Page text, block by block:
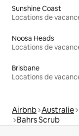
Sunshine Coast
Locations de
Noosa Heads
Locations de
Brisbane
Locations de
Airbnb Australie
Bahrs Scrub